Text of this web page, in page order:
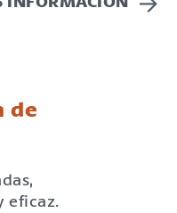
de
eficaz.